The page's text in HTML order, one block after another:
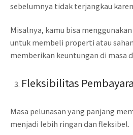
sebelumnya tidak terjangkau
Misalnya, kamu bisa
untuk membeli properti atau
memberikan keuntungan di masa
Fleksibilitas
Masa pelunasan yang panjang
menjadi lebih ringan dan fleksibel.